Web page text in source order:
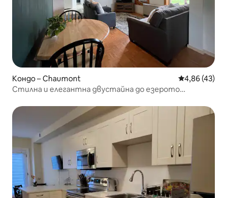
Кондо – Chaumont Средна
4,86 (43)
Стилна и елегантна двустайна до езерото